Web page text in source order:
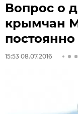
Вопрос о
крымчан
постоянно
15:53 08.07.2016